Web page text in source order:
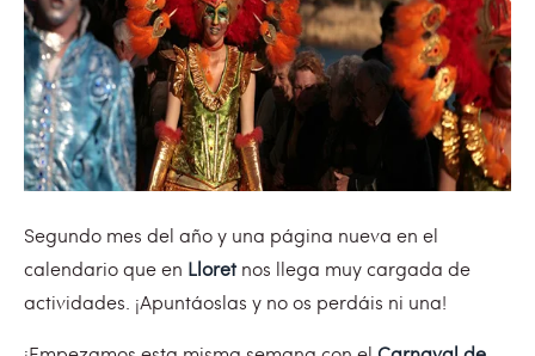
Segundo mes del año y una página nueva en el
calendario que en Lloretnos llega muy cargada de
actividades. ¡Apuntáoslas y no os perdáis ni una!